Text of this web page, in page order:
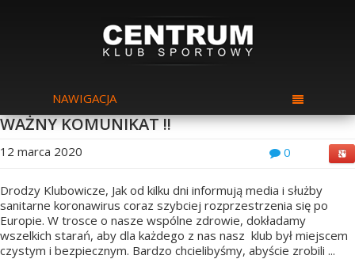
NAWIGACJA
WAŻNY KOMUNIKAT !!
0
12 marca 2020
Drodzy Klubowicze, Jak od kilku dni informują media i służby
sanitarne koronawirus coraz szybciej rozprzestrzenia się po
Europie. W trosce o nasze wspólne zdrowie, dokładamy
wszelkich starań, aby dla każdego z nas nasz klub był miejscem
czystym i bezpiecznym. Bardzo chcielibyśmy, abyście zrobili ...